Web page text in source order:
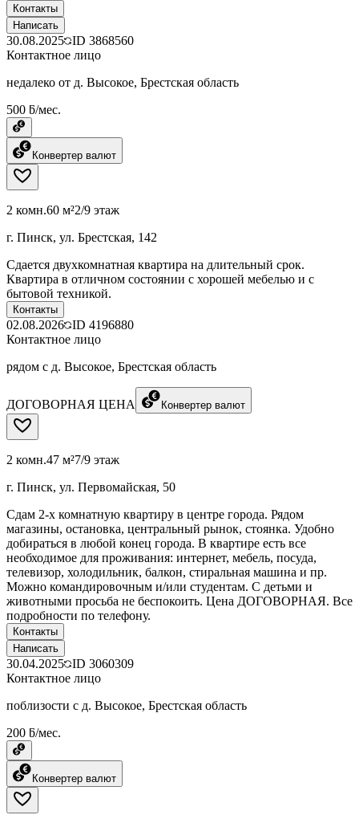
Контакты
Написать
30.08.2025 ID 3868560
Контактное лицо
недалеко от д. Высокое, Брестская область
500 ƃ/мес.
Конвертер валют
2 комн.60 м²2/9 этаж
г. Пинск, ул. Брестская, 142
Сдается двухкомнатная квартира на длительный срок.
Квартира в отличном состоянии с хорошей мебелью и с
бытовой техникой.
Контакты
02.08.2026 ID 4196880
Контактное лицо
рядом с д. Высокое, Брестская область
ДОГОВОРНАЯ ЦЕНА Конвертер валют
2 комн.47 м²7/9 этаж
г. Пинск, ул. Первомайская, 50
Сдам 2-х комнатную квартиру в центре города. Рядом
магазины, остановка, центральный рынок, стоянка. Удобно
добираться в любой конец города. В квартире есть все
необходимое для проживания: интернет, мебель, посуда,
телевизор, холодильник, балкон, стиральная машина и пр.
Можно командировочным и/или студентам. С детьми и
животными просьба не беспокоить. Цена ДОГОВОРНАЯ. Все
подробности по телефону.
Контакты
Написать
30.04.2025 ID 3060309
Контактное лицо
поблизости с д. Высокое, Брестская область
200 ƃ/мес.
Конвертер валют